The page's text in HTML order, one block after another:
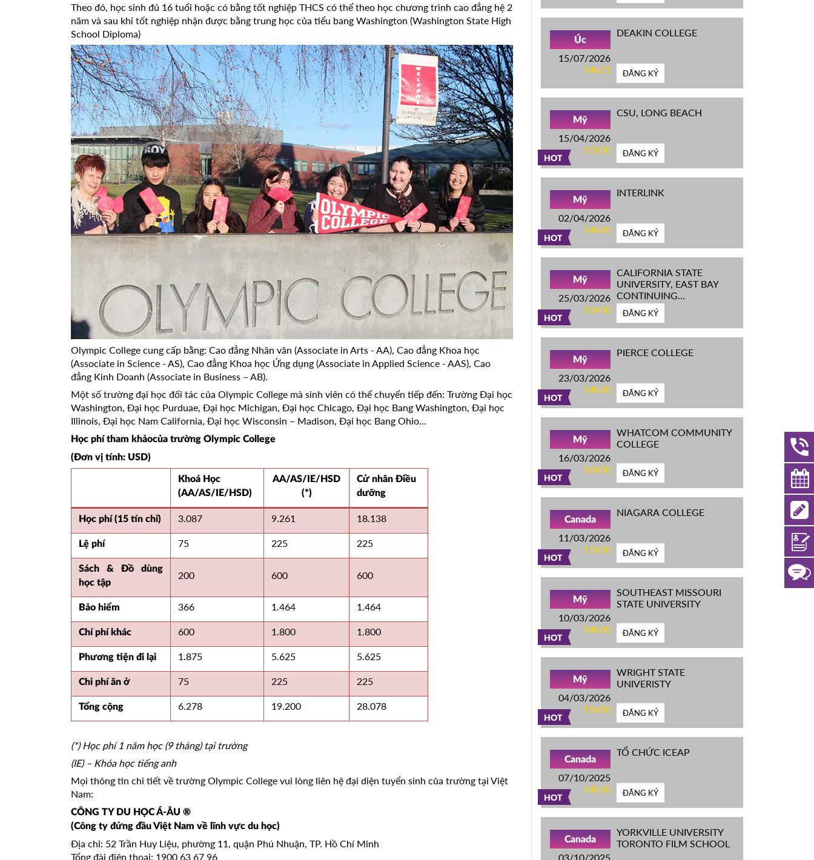
Theo đó, học sinh đủ 16 tuổi hoặc có bằng tốt nghiệp THCS có thể theo học chương trình cao đẳng hệ 2
năm và sau khi tốt nghiệp nhận được bằng trung học của tiểu bang Washington (Washington State High
School Diploma)
Olympic College cung cấp bằng: Cao đẳng Nhân văn (Associate in Arts - AA), Cao đẳng Khoa học
(Associate in Science - AS), Cao đẳng Khoa học Ứng dụng (Associate in Applied Science - AAS), Cao
đẳng Kinh Doanh (Associate in Business – AB).
Một số trường đại học đối tác của Olympic College mà sinh viên có thể chuyển tiếp đến: Trường Đại học
Washington, Đại học Purduae, Đại học Michigan, Đại học Chicago, Đại học Bang Washington, Đại học
Illinois, Đại học Nam California, Đại học Wisconsin – Madison, Đại học Bang Ohio...
Học phí tham khảocủa trường Olympic College
(Đơn vị tính: USD)
Khoá Học
(AA/AS/IE/HSD)
AA/AS/IE/HSD
(*)
Cử nhân Điều
dưỡng
Học phí (15 tín chỉ) 3.087 9.261 18.138
Lệ phí 75 225 225
Sách & Đồ dùng
học tập
200 600 600
Bảo hiểm 366 1.464 1.464
Chí phí khác 600 1.800 1.800
Phương tiện đi lại 1.875 5.625 5.625
Chi phí ăn ở 75 225 225
Tổng cộng 6.278 19.200 28.078
(*) Học phí 1 năm học (9 tháng) tại trường
(IE) – Khóa học tiếng anh
Mọi thông tin chi tiết về trường Olympic College vui lòng liên hệ đại diện tuyển sinh của trường tại Việt
Nam:
CÔNG TY DU HỌC Á-ÂU ®
(Công ty đứng đầu Việt Nam về lĩnh vực du học)
Địa chỉ: 52 Trần Huy Liệu, phường 11, quận Phú Nhuận, TP. Hồ Chí Minh
Tổng đài điện thoại: 1900 63 67 96
Úc
15/07/2026
14h21
DEAKIN COLLEGE
ĐĂNG KÝ
HOT
Mỹ
15/04/2026
11h00
CSU, LONG BEACH
ĐĂNG KÝ
HOT
Mỹ
02/04/2026
14h00
INTERLINK
ĐĂNG KÝ
HOT
Mỹ
25/03/2026
10h00
CALIFORNIA STATE
UNIVERSITY, EAST BAY
CONTINUING
EDUCATION
ĐĂNG KÝ
HOT
Mỹ
23/03/2026
14h00
PIERCE COLLEGE
ĐĂNG KÝ
HOT
Mỹ
16/03/2026
16h00
WHATCOM COMMUNITY
COLLEGE
ĐĂNG KÝ
HOT
Canada
11/03/2026
11h00
NIAGARA COLLEGE
ĐĂNG KÝ
HOT
Mỹ
10/03/2026
14h00
SOUTHEAST MISSOURI
STATE UNIVERSITY
ĐĂNG KÝ
HOT
Mỹ
04/03/2026
15h00
WRIGHT STATE
UNIVERISTY
ĐĂNG KÝ
HOT
Canada
07/10/2025
14h30
TỔ CHỨC ICEAP
ĐĂNG KÝ
Canada
03/10/2025
YORKVILLE UNIVERSITY
TORONTO FILM SCHOOL